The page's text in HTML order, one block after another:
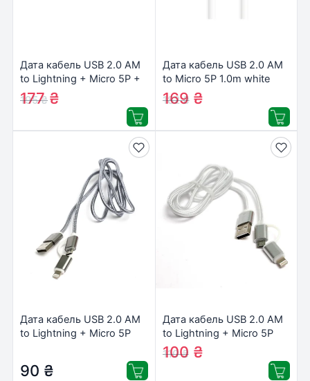
Дата кабель USB 2.0 AM
to Lightning + Micro 5P +
USB-C 1.0m 2.1A
PowerPlant (CA910663)
195₴
177₴
Дата кабель USB 2.0 AM
to Micro 5P 1.0m white
PowerPlant (CA910700)
182₴
169 ₴
Дата кабель USB 2.0 AM
to Lightning + Micro 5P
90 ₴
Дата кабель USB 2.0 AM
to Lightning + Micro 5P
1.0m cotton PowerPlant
(KD00AS1290)
110₴
100 ₴